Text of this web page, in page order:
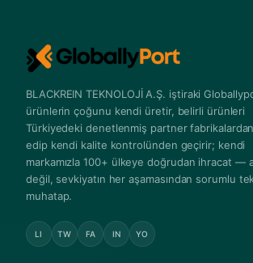
BLACKREIN TEKNOLOJİ A.Ş. iştiraki
ürünlerin çoğunu kendi üretir, belirli ürünleri
Türkiyedeki denetlenmiş partner
edip kendi kalite kontrolünden geçirir; kendi
markamızla 100+ ülkeye doğrudan ihracat —
değil, sevkiyatın her aşamasından sorumlu
muhatap.
LI TW FA IN YO